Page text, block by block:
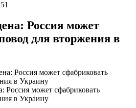
Россия может
для вторжения в
Россия может сфабриковать
в Украину